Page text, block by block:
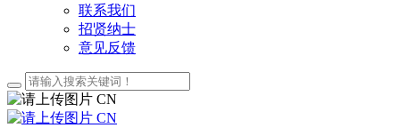
联系我们
招贤纳士
意见反馈
CN
CN